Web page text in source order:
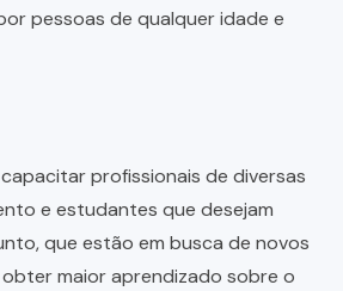
pessoas de qualquer idade e
profissionais de diversas
e estudantes que desejam
que estão em busca de novos
maior aprendizado sobre o